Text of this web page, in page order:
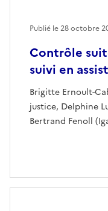
Contrôle
suivi en
Brigitte Ernoult-
justice, Delphine
Bertrand Fenoll
Publié le28 octobre